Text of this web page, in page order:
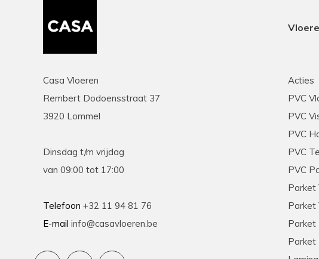
Casa Vloeren
Rembert Dodoensstraat 37
3920 Lommel
Dinsdag t/m vrijdag
van 09:00 tot 17:00
Telefoon +32 11 94 81 76
E-mail info@casavloeren.be
Acties
PVC
PVC
PVC
PVC
PVC
Parket
Parket
Parket
Parket